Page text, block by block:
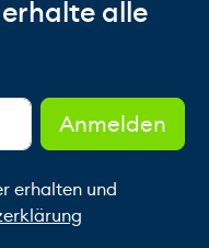
alle
erhalten und